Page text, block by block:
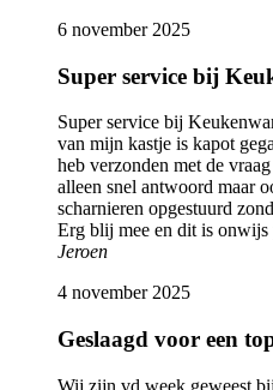
6 november 2025
Super service bij
Super service bij
van mijn kastje is kapot
heb verzonden met de
alleen snel antwoord maar
scharnieren opgestuurd
Erg blij mee en dit is
Jeroen
4 november 2025
Geslaagd voor een
Wij zijn vd week geweest